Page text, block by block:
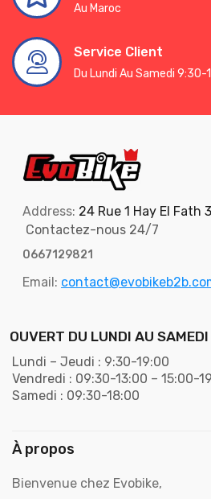
Au Maroc
Service Client
Du Lundi Au Samedi 9:30-
Address: 24 Rue 1 Hay El Fath
Contactez-nous 24/7
0667129821
Email:
OUVERT DU LUNDI AU SAMEDI
Lundi – Jeudi : 9:30-19:00
Vendredi : 09:30-13:00 – 15:00-
Samedi : 09:30-18:00
À propos
Bienvenue chez Evobike,